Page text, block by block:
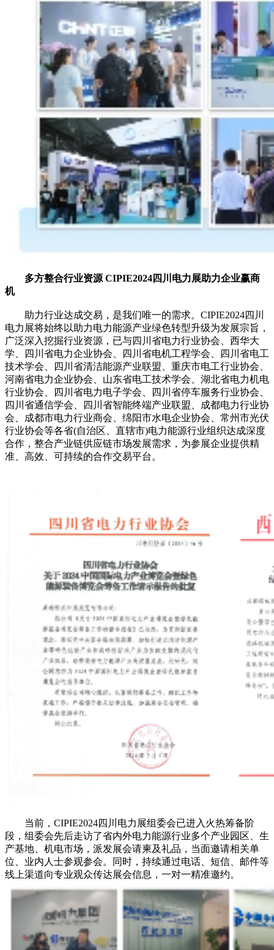
多方整合行业资源 CIPIE2024四川电力展助力企业赢商
机
助力行业达成交易，是我们唯一的需求。CIPIE2024四川
电力展将始终以助力电力能源产业绿色转型升级为发展宗旨，
广泛深入挖掘行业资源，已与四川省电力行业协会、西华大
学、四川省电力企业协会、四川省电机工程学会、四川省电工
技术学会、四川省清洁能源产业联盟、重庆市电工行业协会、
河南省电力企业协会、山东省电工技术学会、湖北省电力机电
行业协会、四川省电力电子学会、四川省停车服务行业协会、
四川省通信学会、四川省智能终端产业联盟、成都电力行业协
会、成都市电力行业商会、绵阳市水电企业协会、常州市光伏
行业协会等各省(自治区、直辖市)电力能源行业组织达成深度
合作，整合产业链供应链市场发展需求，为参展企业提供精
准、高效、可持续的合作交易平台。
当前，CIPIE2024四川电力展组委会已进入火热筹备阶
段，组委会先后走访了省内外电力能源行业多个产业园区、生
产基地、机电市场，派发展会请柬及礼品，当面邀请相关单
位、业内人士参观参会。同时，持续通过电话、短信、邮件等
线上渠道向专业观众传达展会信息，一对一精准邀约。